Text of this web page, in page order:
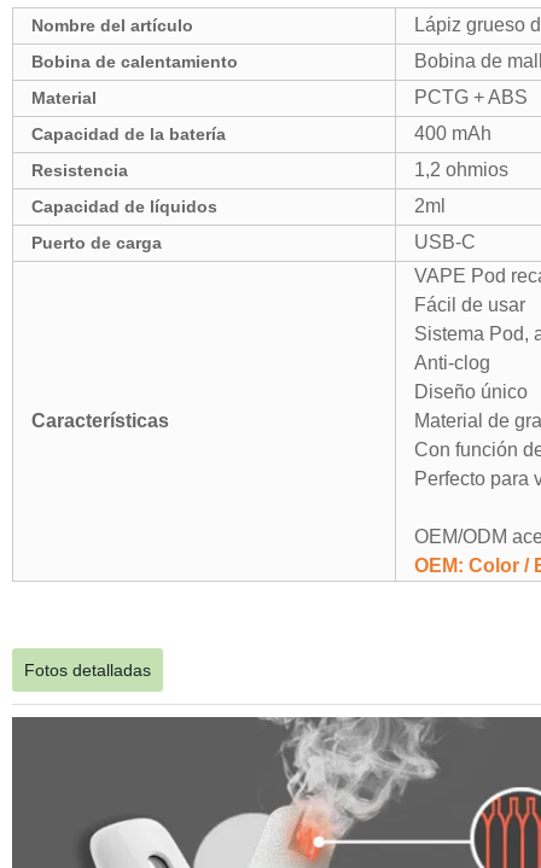
Nombre del artículo Lápiz grueso
Bobina de calentamiento Bobina de
Material PCTG + ABS
Capacidad de la batería 400 mAh
Resistencia 1,2 ohmios
Capacidad de líquidos 2ml
Puerto de carga USB-C
Características
VAPE Pod
Fácil de usar
Sistema Pod,
Anti-clog
Diseño único
Material de
Con función
Perfecto para
OEM/ODM
OEM: Color /
Fotos detalladas